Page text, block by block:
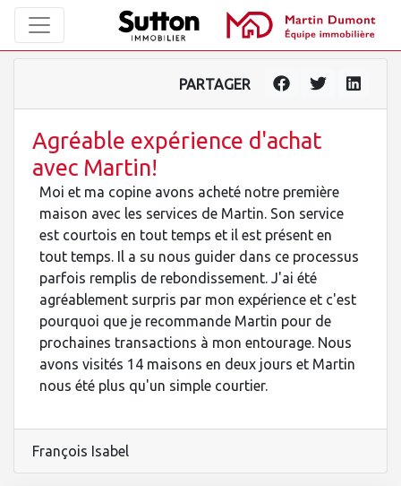
PARTAGER
Agréable expérience d'achat
avec Martin!
Moi et ma copine avons acheté notre première
maison avec les services de Martin. Son service
est courtois en tout temps et il est présent en
tout temps. Il a su nous guider dans ce processus
parfois remplis de rebondissement. J'ai été
agréablement surpris par mon expérience et c'est
pourquoi que je recommande Martin pour de
prochaines transactions à mon entourage. Nous
avons visités 14 maisons en deux jours et Martin
nous été plus qu'un simple courtier.
François Isabel